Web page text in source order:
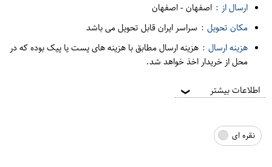
ف
ر
و
ش
ی
ارسال از : اصفهان-اصفهان
مکان تحویل : سراسر ایران قابل تحویل می باشد
هزینه ارسال : هزینه ارسال مطابق با هزینه های پست یا پیک بوده که در
محل از خریدار اخذ خواهد شد.
اطلاعات بیشتر ❯
نقره ای